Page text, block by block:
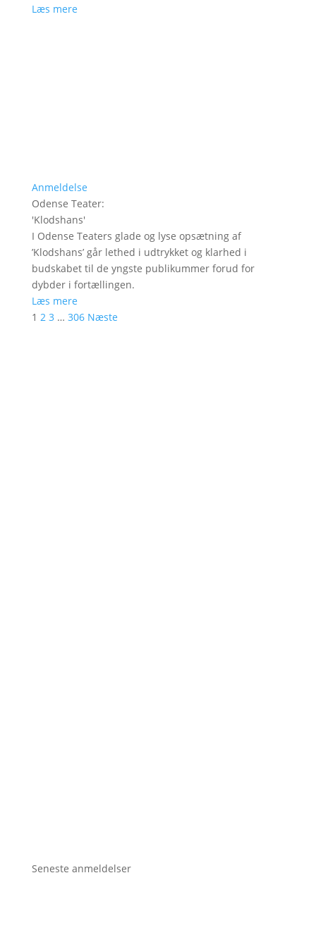
Læs mere
Anmeldelse
Odense Teater:
'Klodshans'
I Odense Teaters glade og lyse opsætning af
’Klodshans’ går lethed i udtrykket og klarhed i
budskabet til de yngste publikummer forud for
dybder i fortællingen.
Læs mere
1 2 3 … 306 Næste
Seneste anmeldelser